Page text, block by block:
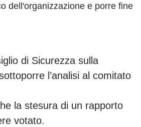
dell'organizzazione e porre fine
di Sicurezza sulla
l’analisi al comitato
la stesura di un rapporto
votato.